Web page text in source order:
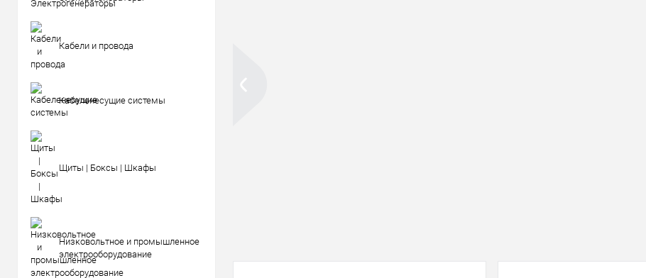
Кабели и провода
Кабеленесущие системы
Щиты | Боксы | Шкафы
Низковольтное и промышленное
электрооборудование